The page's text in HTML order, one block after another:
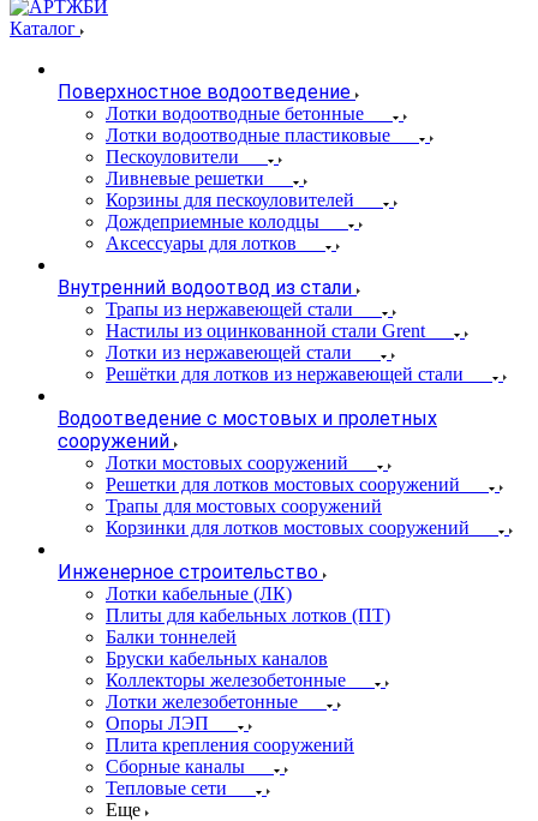
Каталог
Поверхностное водоотведение
Лотки водоотводные бетонные
Лотки водоотводные пластиковые
Пескоуловители
Ливневые решетки
Корзины для пескоуловителей
Дождеприемные колодцы
Аксессуары для лотков
Внутренний водоотвод из стали
Трапы из нержавеющей стали
Настилы из оцинкованной стали Grent
Лотки из нержавеющей стали
Решётки для лотков из нержавеющей стали
Водоотведение с мостовых и пролетных
сооружений
Лотки мостовых сооружений
Решетки для лотков мостовых сооружений
Трапы для мостовых сооружений
Корзинки для лотков мостовых сооружений
Инженерное строительство
Лотки кабельные (ЛК)
Плиты для кабельных лотков (ПТ)
Балки тоннелей
Бруски кабельных каналов
Коллекторы железобетонные
Лотки железобетонные
Опоры ЛЭП
Плита крепления сооружений
Сборные каналы
Тепловые сети
Еще